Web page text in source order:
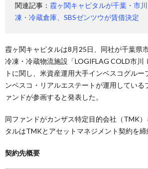
関連記事： 霞ヶ関キャピタルが千葉・市
凍・冷蔵倉庫、SBSゼンツウが賃借決定
霞ヶ関キャピタルは8月25日、同社が千葉県
冷凍・冷蔵物流施設「LOGIFLAG COLD市
トに関し、米資産運用大手インベスコグルー
ンベスコ・リアルエステートが運用している
ァンドが参画すると発表した。
同ファンドがカンザス特定目的会社（TMK
タルはTMKとアセットマネジメント契約を締
契約先概要